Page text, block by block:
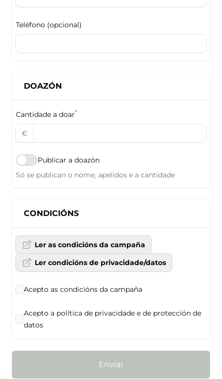
Teléfono (opcional)
DOAZÓN
Cantidade a doar*
€
Publicar a doazón
Só se publican o nome, apelidos e a cantidade
CONDICIÓNS
Ler as condicións da campaña
Ler condicións de privacidade/datos
Acepto as condicións da campaña
Acepto a política de privacidade e de protección de
datos
Enviar